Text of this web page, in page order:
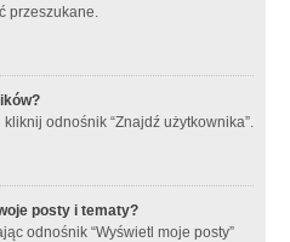
przeszukane.
kliknij odnośnik “Znajdź użytkownika”.
posty i tematy?
odnośnik “Wyświetl moje posty”